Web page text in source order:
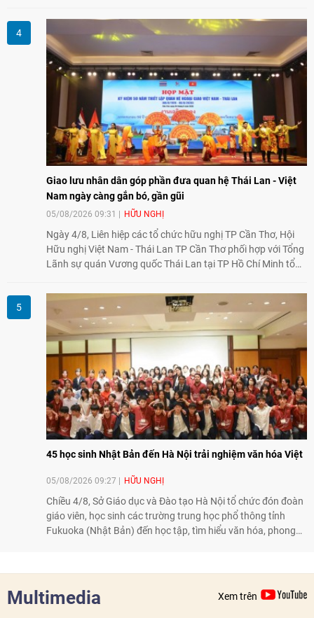
Giao lưu nhân dân góp phần đưa quan hệ Thái Lan - Việt
Nam ngày càng gắn bó, gần gũi
05/08/2026 09:31 HỮU NGHỊ
Ngày 4/8, Liên hiệp các tổ chức hữu nghị TP Cần Thơ, Hội
Hữu nghị Việt Nam - Thái Lan TP Cần Thơ phối hợp với Tổng
Lãnh sự quán Vương quốc Thái Lan tại TP Hồ Chí Minh tổ
Việt Nam - Thái Lan (1976-2026). Tại đây, nhấn mạnh vai trò
của giao lưu nhân dân, Tổng Lãnh sự Thái Lan cho biết các
hoạt động trao đổi về văn hóa, giáo dục, du lịch, ẩm thực,
nghệ thuật và giao lưu thanh niên đã góp phần đưa quan hệ
Thái Lan - Việt Nam ngày càng gắn bó, gần gũi.
45 học sinh Nhật Bản đến Hà Nội trải nghiệm văn hóa Việt
05/08/2026 09:27 HỮU NGHỊ
Chiều 4/8, Sở Giáo dục và Đào tạo Hà Nội tổ chức đón đoàn
giáo viên, học sinh các trường trung học phổ thông tỉnh
Fukuoka (Nhật Bản) đến học tập, tìm hiểu văn hóa, phong
Multimedia Xem trên